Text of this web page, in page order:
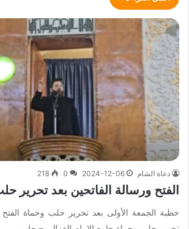
دعاة الشام 2024-12-06
0
218
الفتح ورسالة الفاتحين بعد تحرير
خطبة الجمعة الأولى بعد تحرير حلب وحماة الفتح